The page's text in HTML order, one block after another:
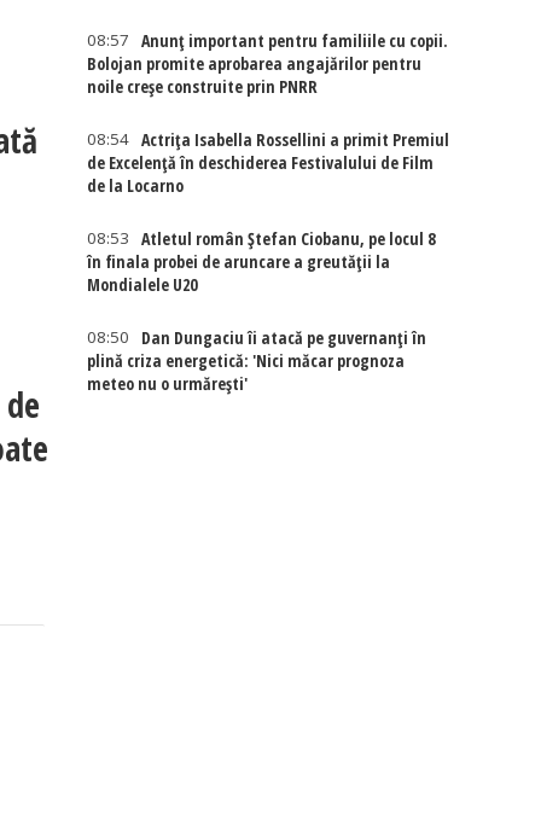
08:57
Anunț important pentru familiile cu copii.
Bolojan promite aprobarea angajărilor pentru
noile creșe construite prin PNRR
08:54 Actriţa Isabella Rossellini a primit Premiul
de Excelenţă în deschiderea Festivalului de Film
de la Locarno
08:53
Atletul român Ștefan Ciobanu, pe locul 8
în finala probei de aruncare a greutății la
Mondialele U20
08:50
Dan Dungaciu îi atacă pe guvernanți în
plină criza energetică: 'Nici măcar prognoza
meteo nu o urmărești'